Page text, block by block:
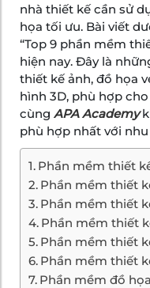
nhà thiết kế cần sử
họa tối ưu. Bài viết
“Top 9 phần mềm
hiện nay. Đây là
thiết kế ảnh, đồ họa
hình 3D, phù hợp
cùng APA Academy
phù hợp nhất với
Phần mềm thiết
Phần mềm thiết
Phần mềm thiết
Phần mềm thiết
Phần mềm thiết
Phần mềm thiết
Phần mềm đồ